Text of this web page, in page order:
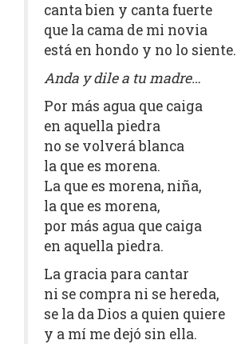
canta bien y canta fuerte
que la cama de mi novia
está en hondo y no lo siente.
Anda y dile a tu madre…
Por más agua que caiga
en aquella piedra
no se volverá blanca
la que es morena.
La que es morena, niña,
la que es morena,
por más agua que caiga
en aquella piedra.
La gracia para cantar
ni se compra ni se hereda,
se la da Dios a quien quiere
y a mí me dejó sin ella.